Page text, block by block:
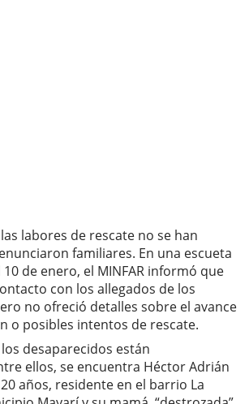
labores de rescate no se han
familiares. En una escueta
de enero, el MINFAR informó que
con los allegados de los
no ofreció detalles sobre el avance
o posibles intentos de rescate.
desaparecidos están
ellos, se encuentra Héctor Adrián
años, residente en el barrio La